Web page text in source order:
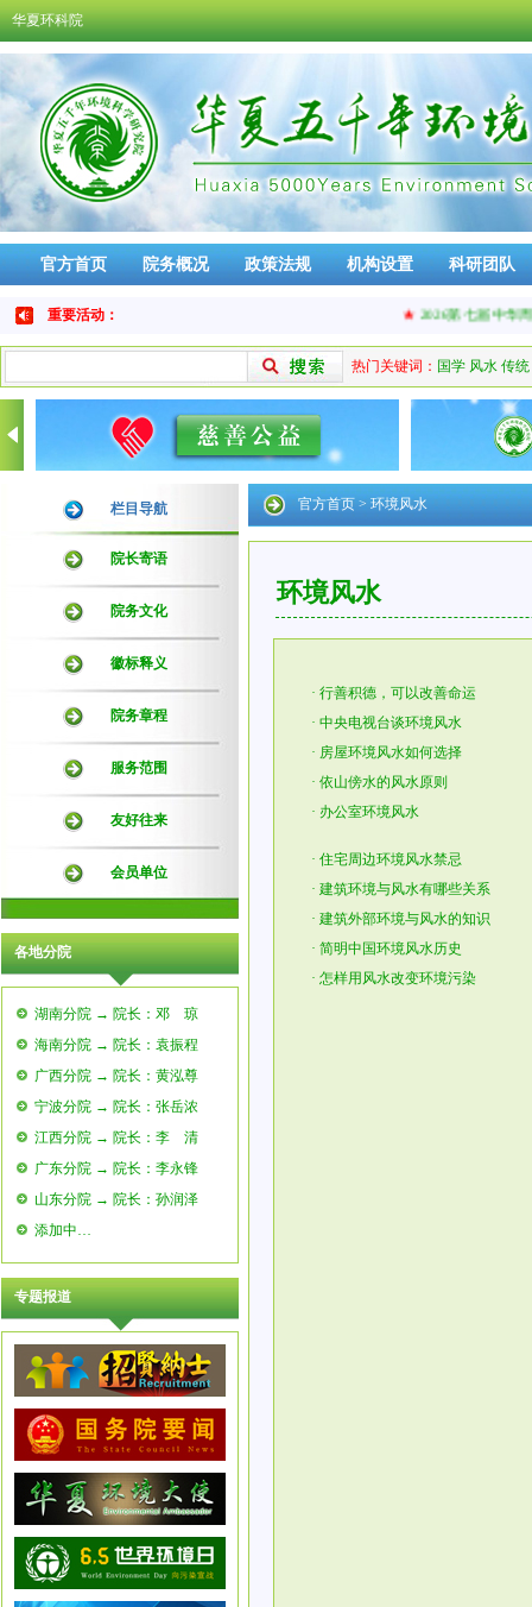
华夏环科院
官方首页 院务概况 政策法规 机构设置 科研团队
免责声明
重要活动： 2026第七届中华周
热门关键词： 国学 风水 传统
栏目导航
院长寄语
院务文化
徽标释义
院务章程
服务范围
友好往来
会员单位
各地分院
湖南分院 → 院长：邓 琼
海南分院 → 院长：袁振程
广西分院 → 院长：黄泓尊
宁波分院 → 院长：张岳浓
江西分院 → 院长：李 清
广东分院 → 院长：李永锋
山东分院 → 院长：孙润泽
添加中…
专题报道
官方首页 > 环境风水
环境风水
· 行善积德，可以改善命运
· 中央电视台谈环境风水
· 房屋环境风水如何选择
· 依山傍水的风水原则
· 办公室环境风水
· 住宅周边环境风水禁忌
· 建筑环境与风水有哪些关系
· 建筑外部环境与风水的知识
· 简明中国环境风水历史
· 怎样用风水改变环境污染